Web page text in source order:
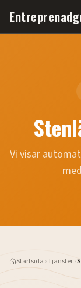
Vi visar
med
Startsida ›Tjänster›